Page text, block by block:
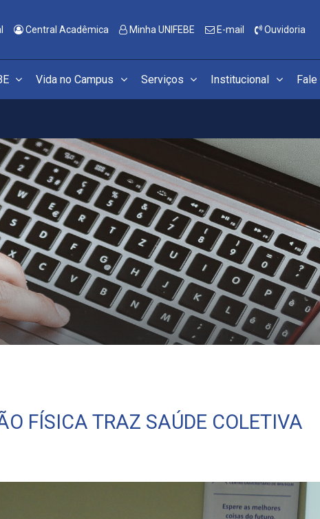
Central Acadêmica Minha UNIFEBE E-mail Ouvidoria
Vida no Campus Serviços Institucional
FÍSICA TRAZ SAÚDE COLETIVA